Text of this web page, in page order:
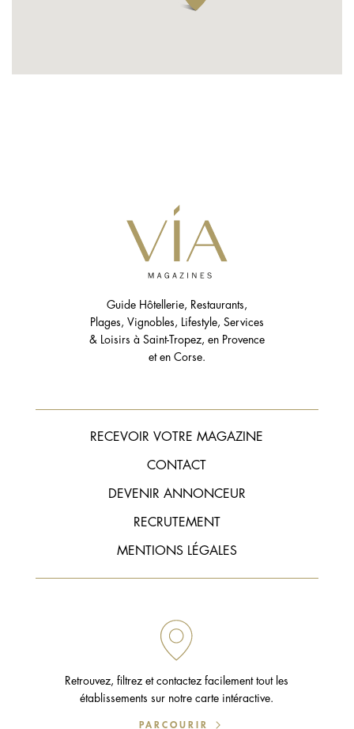
Guide Hôtellerie, Restaurants,
Plages, Vignobles, Lifestyle, Services
& Loisirs à Saint-Tropez, en Provence
et en Corse.
RECEVOIR VOTRE MAGAZINE
CONTACT
DEVENIR ANNONCEUR
RECRUTEMENT
MENTIONS LÉGALES
Retrouvez, filtrez et contactez facilement tout les
établissements sur notre carte intéractive.
PARCOURIR